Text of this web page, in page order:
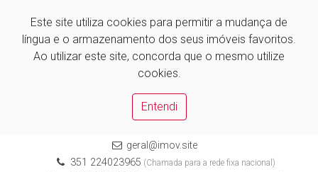
Este site utiliza cookies para permitir a mudança de
língua e o armazenamento dos seus imóveis favoritos.
Ao utilizar este site, concorda que o mesmo utilize
cookies.
Entendi
geral@imov.site
351 224023965 (Chamada para a rede fixa nacional)